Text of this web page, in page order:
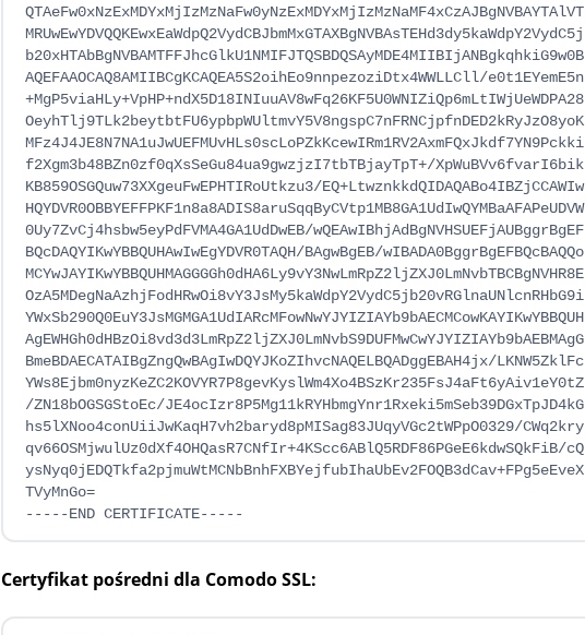
QTAeFw0xNzExMDYxMjIzMzNaFw0yNzExMDYxMjIzMzNaMF4xCzAJBgNVBAYTAlVT
MRUwEwYDVQQKEwxEaWdpQ2VydCBJbmMxGTAXBgNVBAsTEHd3dy5kaWdpY2VydC5j
b20xHTAbBgNVBAMTFFJhcGlkU1NMIFJTQSBDQSAyMDE4MIIBIjANBgkqhkiG9w0B
AQEFAAOCAQ8AMIIBCgKCAQEA5S2oihEo9nnpezoziDtx4WWLLCll/e0t1EYemE5n
+MgP5viaHLy+VpHP+ndX5D18INIuuAV8wFq26KF5U0WNIZiQp6mLtIWjUeWDPA28
OeyhTlj9TLk2beytbtFU6ypbpWUltmvY5V8ngspC7nFRNCjpfnDED2kRyJzO8yoK
MFz4J4JE8N7NA1uJwUEFMUvHLs0scLoPZkKcewIRm1RV2AxmFQxJkdf7YN9Pckki
f2Xgm3b48BZn0zf0qXsSeGu84ua9gwzjzI7tbTBjayTpT+/XpWuBVv6fvarI6bik
KB859OSGQuw73XXgeuFwEPHTIRoUtkzu3/EQ+LtwznkkdQIDAQABo4IBZjCCAWIw
HQYDVR0OBBYEFFPKF1n8a8ADIS8aruSqqByCVtp1MB8GA1UdIwQYMBaAFAPeUDVW
0Uy7ZvCj4hsbw5eyPdFVMA4GA1UdDwEB/wQEAwIBhjAdBgNVHSUEFjAUBggrBgEF
BQcDAQYIKwYBBQUHAwIwEgYDVR0TAQH/BAgwBgEB/wIBADA0BggrBgEFBQcBAQQo
MCYwJAYIKwYBBQUHMAGGGGh0dHA6Ly9vY3NwLmRpZ2ljZXJ0LmNvbTBCBgNVHR8E
OzA5MDegNaAzhjFodHRwOi8vY3JsMy5kaWdpY2VydC5jb20vRGlnaUNlcnRHbG9i
YWxSb290Q0EuY3JsMGMGA1UdIARcMFowNwYJYIZIAYb9bAECMCowKAYIKwYBBQUH
AgEWHGh0dHBzOi8vd3d3LmRpZ2ljZXJ0LmNvbS9DUFMwCwYJYIZIAYb9bAEBMAgG
BmeBDAECATAIBgZngQwBAgIwDQYJKoZIhvcNAQELBQADggEBAH4jx/LKNW5ZklFc
YWs8Ejbm0nyzKeZC2KOVYR7P8gevKyslWm4Xo4BSzKr235FsJ4aFt6yAiv1eY0tZ
/ZN18bOGSGStoEc/JE4ocIzr8P5Mg11kRYHbmgYnr1Rxeki5mSeb39DGxTpJD4kG
hs5lXNoo4conUiiJwKaqH7vh2baryd8pMISag83JUqyVGc2tWPpO0329/CWq2kry
qv66OSMjwulUz0dXf4OHQasR7CNfIr+4KScc6ABlQ5RDF86PGeE6kdwSQkFiB/cQ
ysNyq0jEDQTkfa2pjmuWtMCNbBnhFXBYejfubIhaUbEv2FOQB3dCav+FPg5eEveX
TVyMnGo=
-----END CERTIFICATE-----
Certyfikat pośredni dla Comodo SSL: